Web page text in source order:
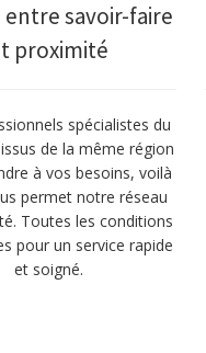
entre savoir-faire
proximité
spécialistes du
de la même région
à vos besoins, voilà
permet notre réseau
Toutes les conditions
pour un service rapide
et soigné.